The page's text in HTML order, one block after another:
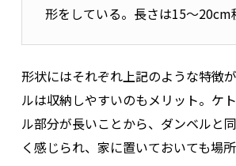
形をしている。長さは15〜20cm
形状にはそれぞれ上記のような特徴
ルは収納しやすいのもメリット。ケ
ル部分が長いことから、ダンベルと
く感じられ、家に置いておいても場